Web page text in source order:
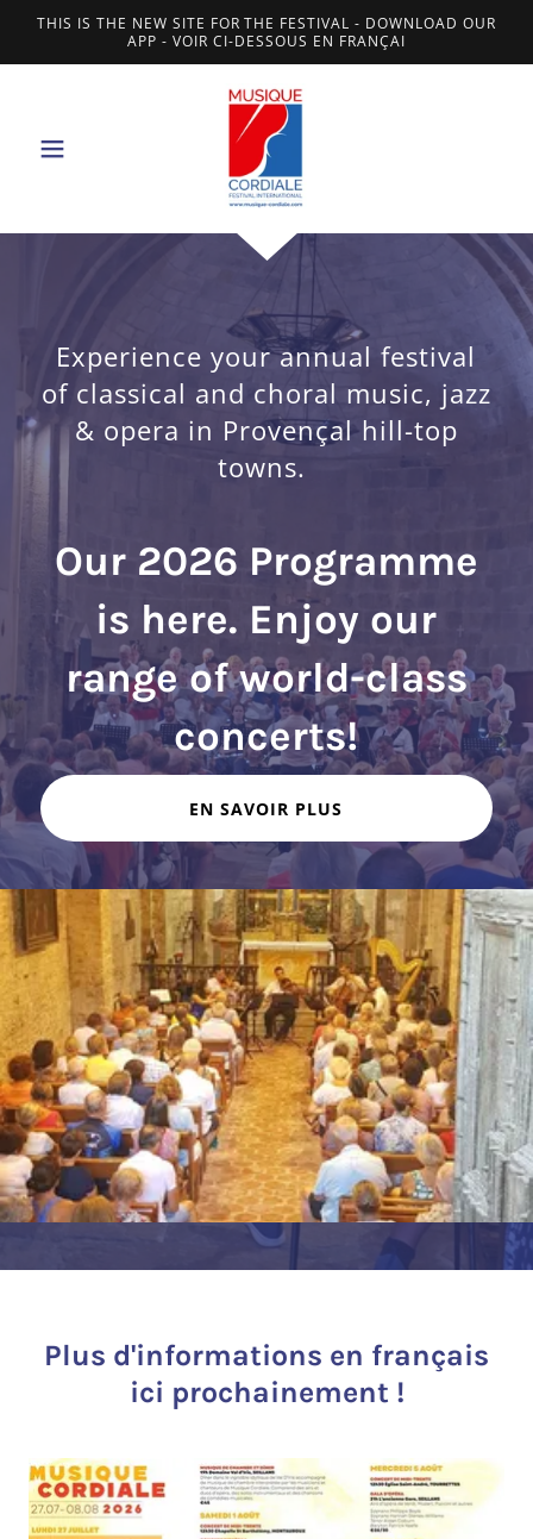
THIS IS THE NEW SITE FOR THE FESTIVAL - DOWNLOAD OUR
APP - VOIR CI-DESSOUS EN FRANÇAI
Experience your annual festival
of classical and choral music, jazz
& opera in Provençal hill-top
towns.
Our 2026 Programme
is here. Enjoy our
range of world-class
concerts!
EN SAVOIR PLUS
Plus d'informations en français
ici prochainement !